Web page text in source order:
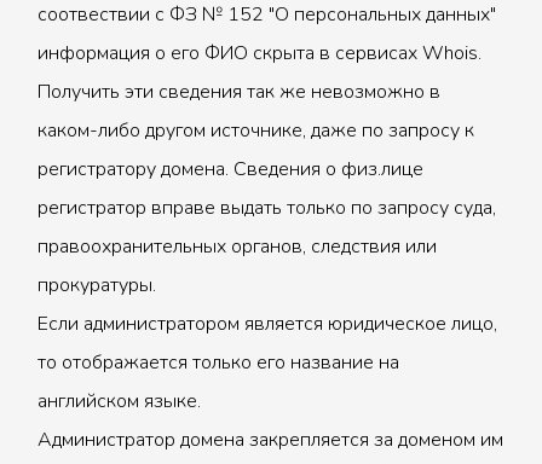
соотвествии с ФЗ № 152 "О персональных данных"
информация о его ФИО скрыта в сервисах Whois.
Получить эти сведения так же невозможно в
каком-либо другом источнике, даже по запросу к
регистратору домена. Сведения о физ.лице
регистратор вправе выдать только по запросу суда,
правоохранительных органов, следствия или
прокуратуры.
Если администратором является юридическое лицо,
то отображается только его название на
английском языке.
Администратор домена закрепляется за доменом им